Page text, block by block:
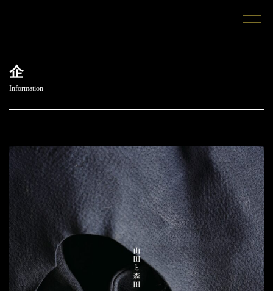
企
Information